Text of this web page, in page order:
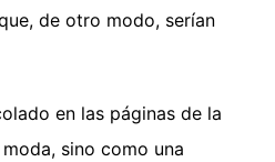
de otro modo, serían
en las páginas de la
sino como una